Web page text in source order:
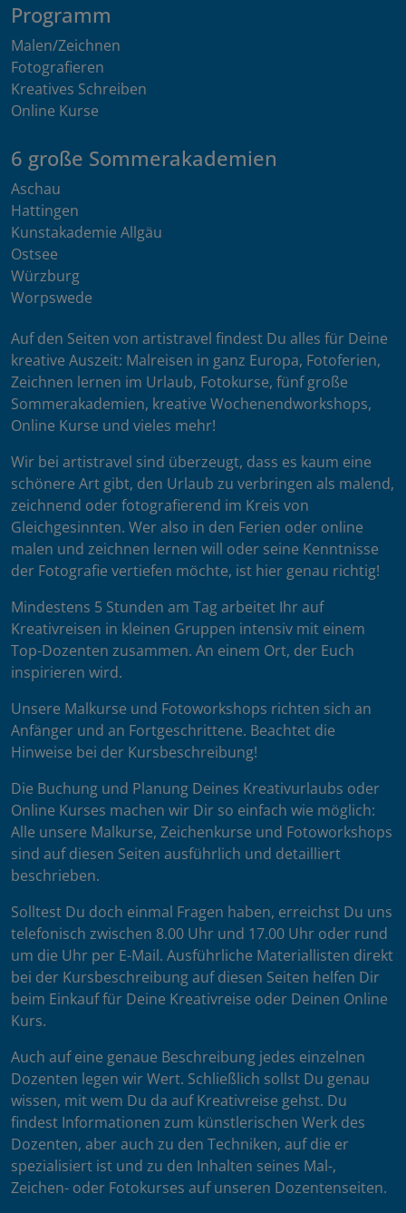
Programm
Malen/Zeichnen
Fotografieren
Kreatives Schreiben
Online Kurse
6 große Sommerakademien
Aschau
Hattingen
Kunstakademie Allgäu
Ostsee
Würzburg
Worpswede
Auf den Seiten von artistravel findest Du alles für Deine
kreative Auszeit: Malreisen in ganz Europa, Fotoferien,
Zeichnen lernen im Urlaub, Fotokurse, fünf große
Sommerakademien, kreative Wochenendworkshops,
Online Kurse und vieles mehr!
Wir bei artistravel sind überzeugt, dass es kaum eine
schönere Art gibt, den Urlaub zu verbringen als malend,
zeichnend oder fotografierend im Kreis von
Gleichgesinnten. Wer also in den Ferien oder online
malen und zeichnen lernen will oder seine Kenntnisse
der Fotografie vertiefen möchte, ist hier genau richtig!
Mindestens 5 Stunden am Tag arbeitet Ihr auf
Kreativreisen in kleinen Gruppen intensiv mit einem
Top-Dozenten zusammen. An einem Ort, der Euch
inspirieren wird.
Unsere Malkurse und Fotoworkshops richten sich an
Anfänger und an Fortgeschrittene. Beachtet die
Hinweise bei der Kursbeschreibung!
Die Buchung und Planung Deines Kreativurlaubs oder
Online Kurses machen wir Dir so einfach wie möglich:
Alle unsere Malkurse, Zeichenkurse und Fotoworkshops
sind auf diesen Seiten ausführlich und detailliert
beschrieben.
Solltest Du doch einmal Fragen haben, erreichst Du uns
telefonisch zwischen 8.00 Uhr und 17.00 Uhr oder rund
um die Uhr per E-Mail. Ausführliche Materiallisten direkt
bei der Kursbeschreibung auf diesen Seiten helfen Dir
beim Einkauf für Deine Kreativreise oder Deinen Online
Kurs.
Auch auf eine genaue Beschreibung jedes einzelnen
Dozenten legen wir Wert. Schließlich sollst Du genau
wissen, mit wem Du da auf Kreativreise gehst. Du
findest Informationen zum künstlerischen Werk des
Dozenten, aber auch zu den Techniken, auf die er
spezialisiert ist und zu den Inhalten seines Mal-,
Zeichen- oder Fotokurses auf unseren Dozentenseiten.